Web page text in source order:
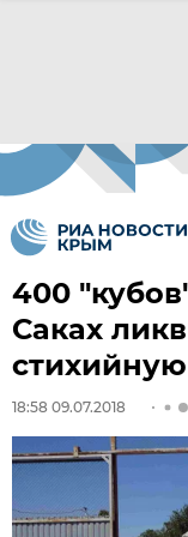
400
Саках
18:58 09.07.2018